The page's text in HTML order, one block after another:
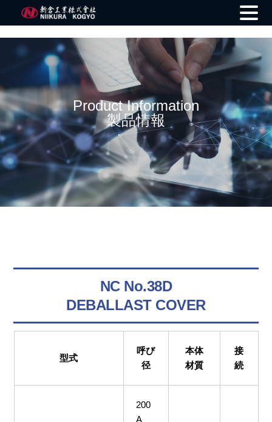
Product Information
製品情報
NC No.38D
DEBALLAST COVER
型式
呼び
径
本体
材質
接
続
200
A